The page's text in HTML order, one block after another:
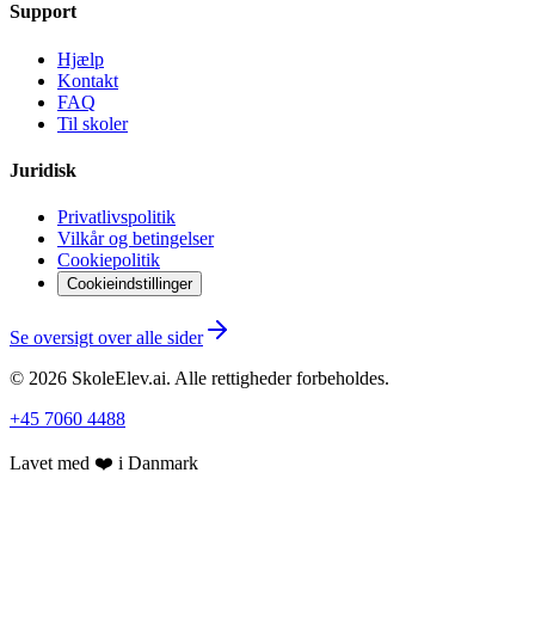
Support
Hjælp
Kontakt
FAQ
Til skoler
Juridisk
Privatlivspolitik
Vilkår og betingelser
Cookiepolitik
Cookieindstillinger
Se oversigt over alle sider
© 2026 SkoleElev.ai. Alle rettigheder forbeholdes.
+45 7060 4488
Lavet med ❤️ i Danmark